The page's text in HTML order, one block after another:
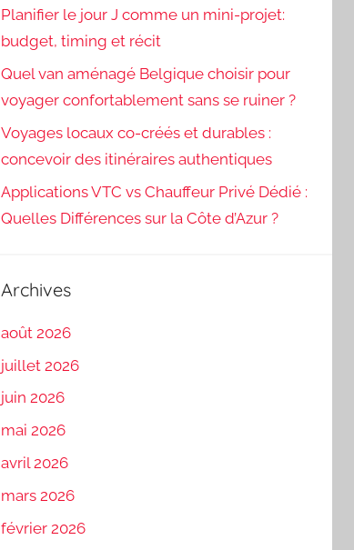
Planifier le jour J comme un mini-projet:
budget, timing et récit
Quel van aménagé Belgique choisir pour
voyager confortablement sans se ruiner ?
Voyages locaux co-créés et durables :
concevoir des itinéraires authentiques
Applications VTC vs Chauffeur Privé Dédié :
Quelles Différences sur la Côte d’Azur ?
Archives
août 2026
juillet 2026
juin 2026
mai 2026
avril 2026
mars 2026
février 2026